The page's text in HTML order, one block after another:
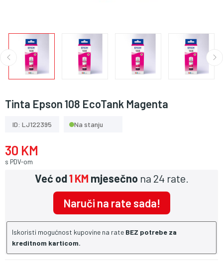
Tinta Epson 108 EcoTank Magenta
ID: LJ122395 Na stanju
30 KM
s PDV-om
Već od1 KM mjesečno na 24 rate.
Naruči na rate sada!
Iskoristi mogućnost kupovine na rate BEZ potrebe za
kreditnom karticom.